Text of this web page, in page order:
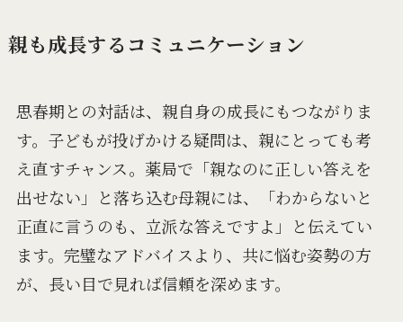
親も成長するコミュニケーション
思春期との対話は、親自身の成長にもつながりま
す。子どもが投げかける疑問は、親にとっても考
え直すチャンス。薬局で「親なのに正しい答えを
出せない」と落ち込む母親には、「わからないと
正直に言うのも、立派な答えですよ」と伝えてい
ます。完璧なアドバイスより、共に悩む姿勢の方
が、長い目で見れば信頼を深めます。